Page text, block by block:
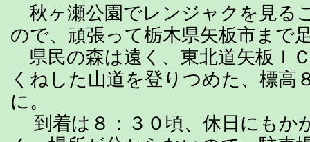
秋ヶ瀬公園でレンジャクを見る
ので、頑張って栃木県矢板市まで
県民の森は遠く、東北道矢板Ｉ
くねした山道を登りつめた、標高
に。
到着は８：３０頃、休日にもか